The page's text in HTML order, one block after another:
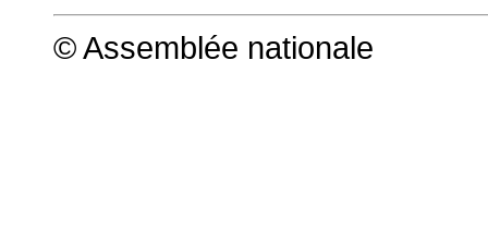
© Assemblée nationale